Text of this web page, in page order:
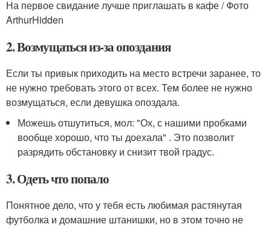
На первое свидание лучше приглашать в кафе / Фото
ArthurHidden
2. Возмущаться из-за опоздания
Если ты привык приходить на место встречи заранее, то
не нужно требовать этого от всех. Тем более не нужно
возмущаться, если девушка опоздала.
Можешь отшутиться, мол: "Ох, с нашими пробками
вообще хорошо, что ты доехала" . Это позволит
разрядить обстановку и снизит твой градус.
3. Одеть что попало
Понятное дело, что у тебя есть любимая растянутая
футболка и домашние штанишки, но в этом точно не